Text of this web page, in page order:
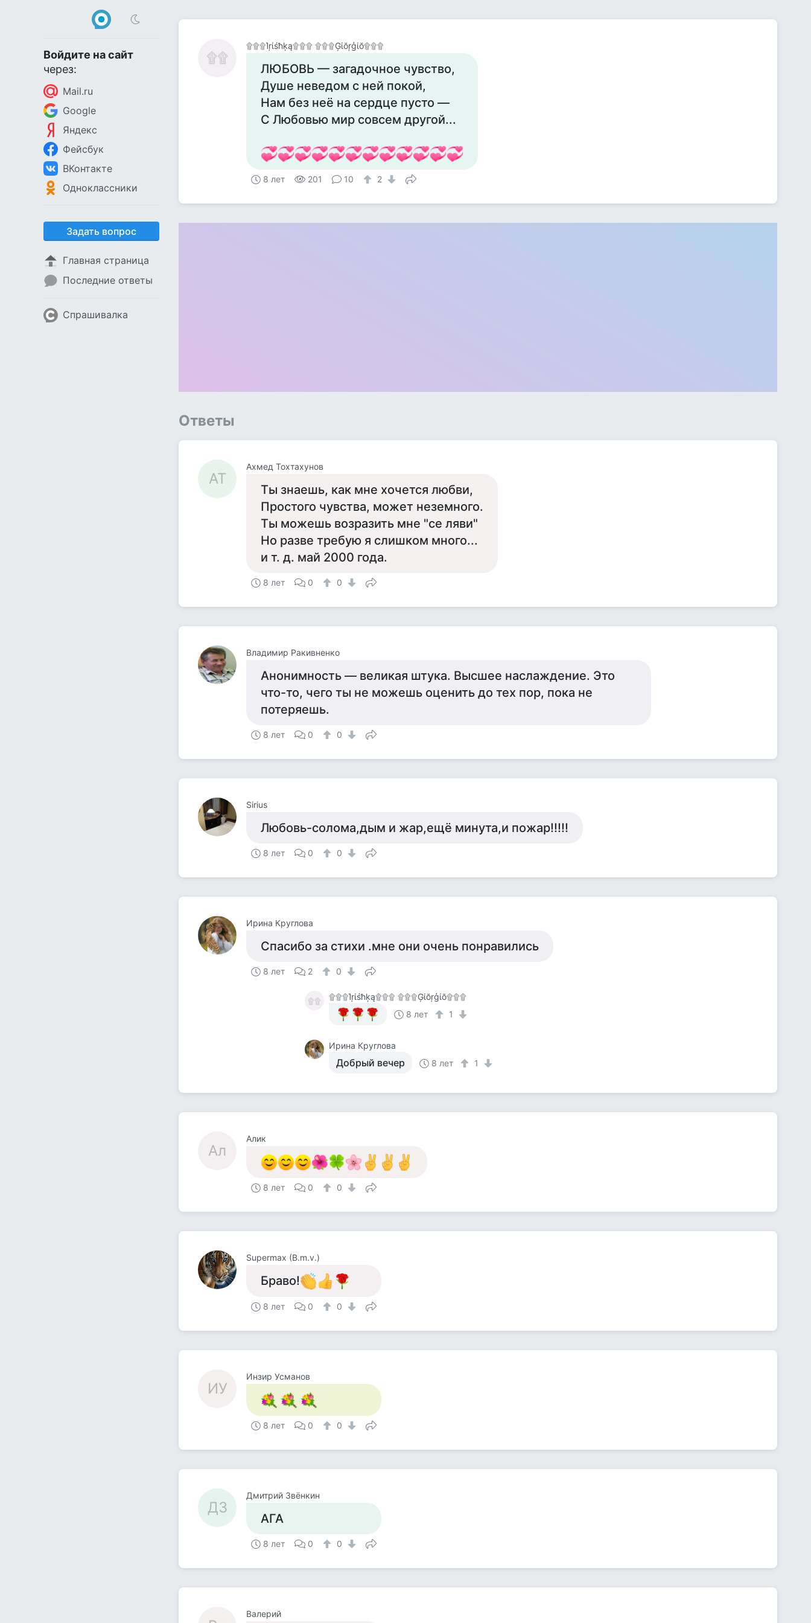
Войдите на сайт
через:
Mail.ru
Google
Яндекс
Фейсбук
ВКонтакте
Одноклассники
Задать вопрос
Главная страница
Последние ответы
Спрашивалка
۩۩
۩۩۩Ίŗίśħķą۩۩۩ ۩۩۩Ģίŏŗģίŏ۩۩۩
ЛЮБОВЬ — загадочное чувство,
Душе неведом с ней покой,
Нам без неё на сердце пусто —
С Любовью мир совсем другой...
8 лет 201 10 2
Ответы
АТ
Ахмед Тохтахунов
Ты знаешь, как мне хочется любви,
Простого чувства, может неземного.
Ты можешь возразить мне "се ляви"
Но разве требую я слишком много...
и т. д. май 2000 года.
8 лет 0 0
Владимир Ракивненко
Анонимность — великая штука. Высшее наслаждение. Это
что-то, чего ты не можешь оценить до тех пор, пока не
потеряешь.
8 лет 0 0
Sirius
Любовь-солома,дым и жар,ещё минута,и пожар!!!!!
8 лет 0 0
Ирина Круглова
Спасибо за стихи .мне они очень понравились
8 лет 2 0
۩۩
۩۩۩Ίŗίśħķą۩۩۩ ۩۩۩Ģίŏŗģίŏ۩۩۩
8 лет
1
Ирина Круглова
Добрый вечер 8 лет 1
Ал
Алик
8 лет 0 0
Supermax (B.m.v.)
Браво!
8 лет 0 0
ИУ
Инзир Усманов
8 лет 0 0
ДЗ
Дмитрий Звёнкин
АГА
8 лет 0 0
Валерий